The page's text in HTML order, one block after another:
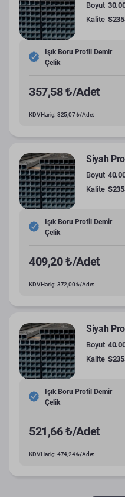
Boyut
Kalite
Işık Boru Profil Demir
Çelik
357,58 ₺/Adet
KDV Hariç: 325,07 ₺/Adet
Siyah
Boyut
Kalite
Işık Boru Profil Demir
Çelik
409,20 ₺/Adet
KDV Hariç: 372,00 ₺/Adet
Siyah
Boyut
Kalite
Işık Boru Profil Demir
Çelik
521,66 ₺/Adet
KDV Hariç: 474,24 ₺/Adet